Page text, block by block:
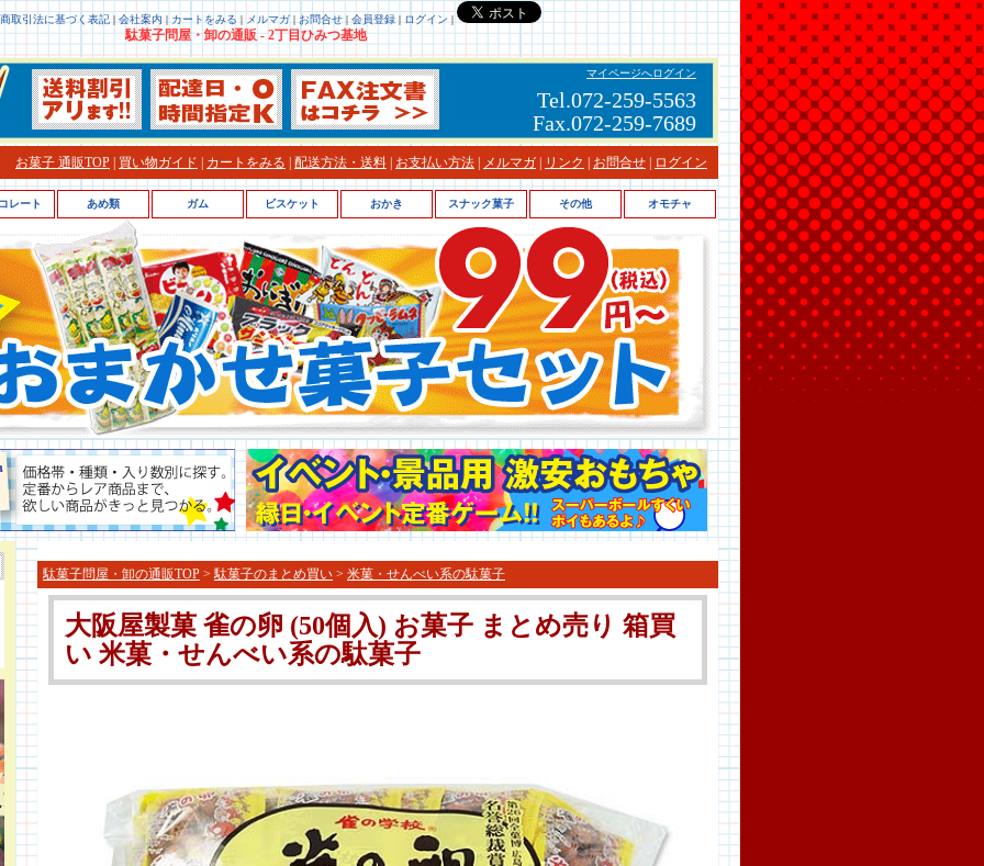
取引法に基づく表記 | 会社案内 | カートをみる | メルマガ| お問合せ| 会員登録| ログイン |
駄菓子問屋・卸の通販 - 2丁目ひみつ基地
マイページへログイン
Tel.072-259-5563
Fax.072-259-7689
お菓子 通販TOP 買い物ガイド カートをみる 配送方法・送料 お支払い方法 メルマガ リンク お問合せ ログイン
駄菓子問屋・卸の通販TOP >駄菓子のまとめ買い > 米菓・せんべい系の駄菓子
大阪屋製菓 雀の卵 (50個入) お菓子 まとめ売り 箱買
い 米菓・せんべい系の駄菓子